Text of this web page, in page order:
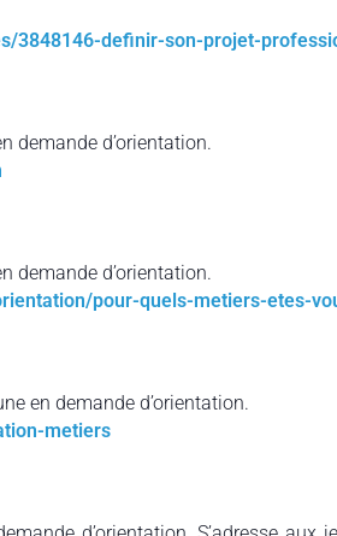
3848146-definir-son-projet-
demande d’orientation.
demande d’orientation.
pour-quels-metiers-etes-
en demande d’orientation.
metiers